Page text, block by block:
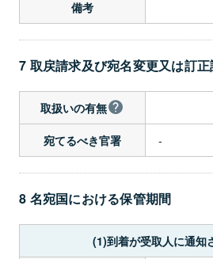
備考
7 取戻請求及び宛名変更又は訂
取扱いの有無
宛てるべき官署 -
8 名宛国における保管期間
(1)到着が受取人に通知